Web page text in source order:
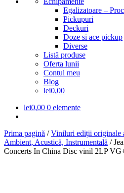
Egalizatoare –
Pickupuri
Deckuri
Doze si ace pickup
Diverse
Listă produse
Oferta lunii
Contul meu
Blog
lei0,00
lei0,00 0 elemente
Prima pagină /Viniluri ediții originale
Ambient, Acustică, Instrumentală /
Concerts In China Disc vinil 2LP